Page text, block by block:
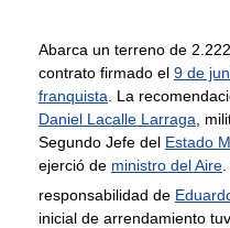
Abarca un terreno de
contrato firmado el 9 de
franquista. La
Daniel Lacalle Larraga,
Segundo Jefe del Estado
ejerció de ministro del Aire
responsabilidad de
inicial de arrendamiento